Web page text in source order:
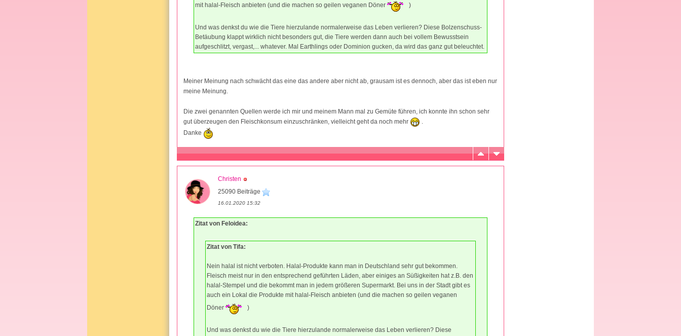
mit halal-Fleisch anbieten (und die machen so geilen veganen Döner
)
Und was denkst du wie die Tiere hierzulande normalerweise das Leben verlieren? Diese Bolzenschuss-
Betäubung klappt wirklich nicht besonders gut, die Tiere werden dann auch bei vollem Bewusstsein
aufgeschlitzt, vergast,... whatever. Mal Earthlings oder Dominion gucken, da wird das ganz gut beleuchtet.
Meiner Meinung nach schwächt das eine das andere aber nicht ab, grausam ist es dennoch, aber das ist eben nur
meine Meinung.
Die zwei genannten Quellen werde ich mir und meinem Mann mal zu Gemüte führen, ich konnte ihn schon sehr
gut überzeugen den Fleischkonsum einzuschränken, vielleicht geht da noch mehr
.
Danke
Christen
25090 Beiträge
16.01.2020 15:32
Zitat von Feloidea:
Zitat von Tifa:
Nein halal ist nicht verboten. Halal-Produkte kann man in Deutschland sehr gut bekommen.
Fleisch meist nur in den entsprechend geführten Läden, aber einiges an Süßigkeiten hat z.B. den
halal-Stempel und die bekommt man in jedem größeren Supermarkt. Bei uns in der Stadt gibt es
auch ein Lokal die Produkte mit halal-Fleisch anbieten (und die machen so geilen veganen
Döner
)
Und was denkst du wie die Tiere hierzulande normalerweise das Leben verlieren? Diese